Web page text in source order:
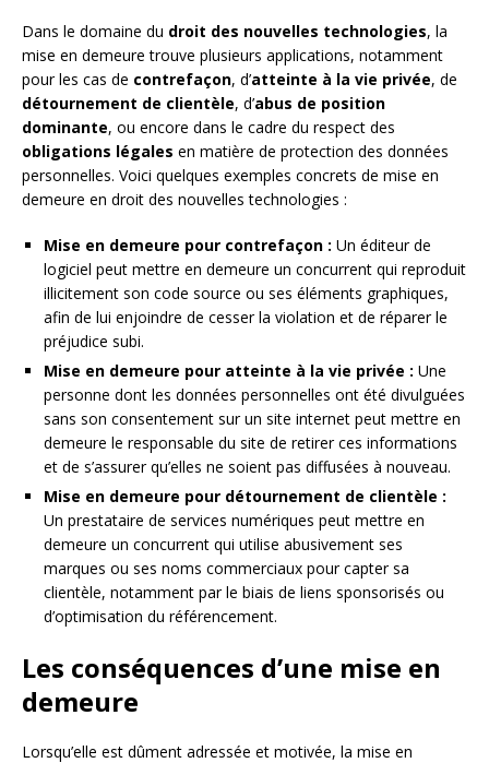
Dans le domaine du droit des nouvelles technologies, la
mise en demeure trouve plusieurs applications, notamment
pour les cas de contrefaçon, d’atteinte à la vie privée, de
détournement de clientèle, d’abus de position
dominante, ou encore dans le cadre du respect des
obligations légales en matière de protection des données
personnelles. Voici quelques exemples concrets de mise en
demeure en droit des nouvelles technologies :
Mise en demeure pour contrefaçon : Un éditeur de
logiciel peut mettre en demeure un concurrent qui reproduit
illicitement son code source ou ses éléments graphiques,
afin de lui enjoindre de cesser la violation et de réparer le
préjudice subi.
Mise en demeure pour atteinte à la vie privée : Une
personne dont les données personnelles ont été divulguées
sans son consentement sur un site internet peut mettre en
demeure le responsable du site de retirer ces informations
et de s’assurer qu’elles ne soient pas diffusées à nouveau.
Mise en demeure pour détournement de clientèle :
Un prestataire de services numériques peut mettre en
demeure un concurrent qui utilise abusivement ses
marques ou ses noms commerciaux pour capter sa
clientèle, notamment par le biais de liens sponsorisés ou
d’optimisation du référencement.
Les conséquences d’une mise en
demeure
Lorsqu’elle est dûment adressée et motivée, la mise en